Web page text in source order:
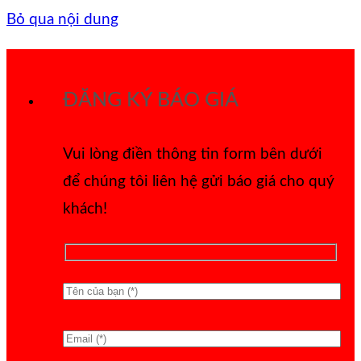
Bỏ qua nội dung
ĐĂNG KÝ BÁO GIÁ
Vui lòng điền thông tin form bên dưới
để chúng tôi liên hệ gửi báo giá cho quý
khách!